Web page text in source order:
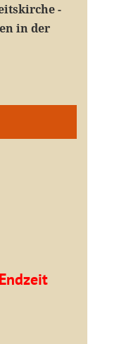
-
in der